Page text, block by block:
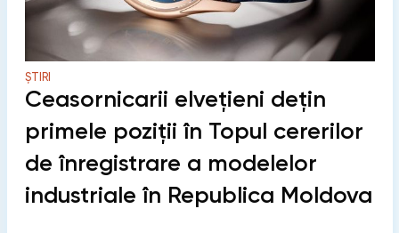
ȘTIRI
Ceasornicarii elvețieni dețin
primele poziții în Topul cererilor
de înregistrare a modelelor
industriale în Republica Moldova